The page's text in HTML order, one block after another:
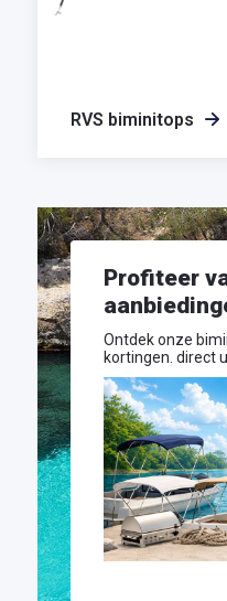
RVS biminitops
Profiteer
Ontdek onze
kortingen. direct